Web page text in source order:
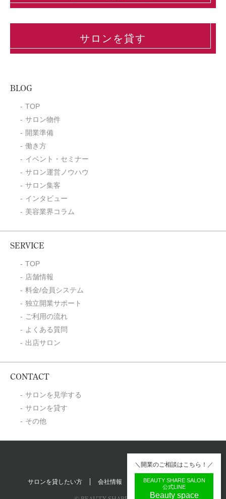
サロンを貸す
BLOG
TOP
サロン物件
開業準備
働き方
イベント・セミナー
サロン運営ノウハウ
サロン集客
インタビュー
美容業界コラム
SERVICE
TOP
店舗情報
料金/会員システム
独立開業サポート
ご利用の流れ
よくある質問
出店サロン
CONTACT
サロンを見学する
サロンを貸す
その他
サロンを貸したい方 会社情報 プライバシーポリシー
＼開業のご相談はこちら！／
BEAUTY SHARE SALON
公式LINE
Beauty space